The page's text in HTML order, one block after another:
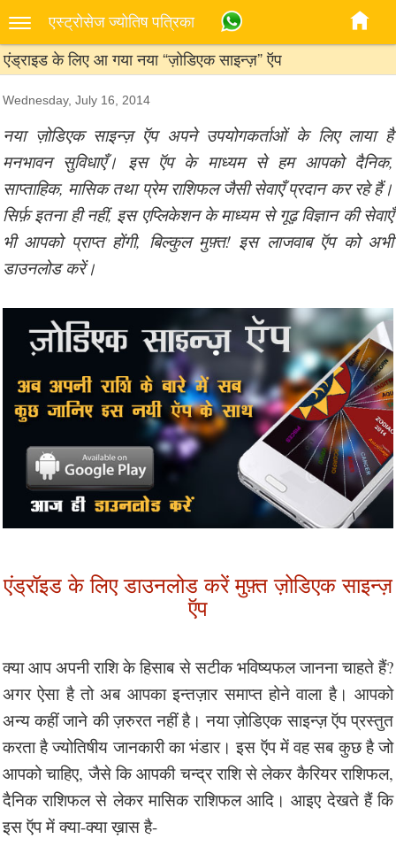
एस्‍ट्रोसेज ज्‍योतिष पत्रिका
एंड्राइड के लिए आ गया नया “ज़ोडिएक साइन्ज़” ऍप
Wednesday, July 16, 2014
नया ज़ोडिएक साइन्ज़ ऍप अपने उपयोगकर्ताओं के लिए लाया है
मनभावन सुविधाएँ। इस ऍप के माध्यम से हम आपको दैनिक,
साप्ताहिक, मासिक तथा प्रेम राशिफल जैसी सेवाएँ प्रदान कर रहे हैं।
सिर्फ़ इतना ही नहीं, इस एप्लिकेशन के माध्यम से गूढ़ विज्ञान की सेवाएँ
भी आपको प्राप्त होंगी, बिल्कुल मुफ़्त! इस लाजवाब ऍप को अभी
डाउनलोड करें।
एंड्रॉइड के लिए डाउनलोड करें मुफ़्त ज़ोडिएक साइन्ज़
ऍप
क्या आप अपनी राशि के हिसाब से सटीक भविष्यफल जानना चाहते हैं?
अगर ऐसा है तो अब आपका इन्तज़ार समाप्त होने वाला है। आपको
अन्य कहीं जाने की ज़रुरत नहीं है। नया ज़ोडिएक साइन्ज़ ऍप प्रस्तुत
करता है ज्योतिषीय जानकारी का भंडार। इस ऍप में वह सब कुछ है जो
आपको चाहिए, जैसे कि आपकी चन्द्र राशि से लेकर कैरियर राशिफल,
दैनिक राशिफल से लेकर मासिक राशिफल आदि। आइए देखते हैं कि
इस ऍप में क्या-क्या ख़ास है-